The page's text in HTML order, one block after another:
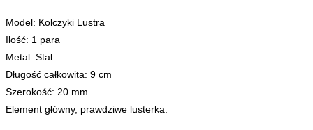
Model: Kolczyki Lustra
Ilość: 1 para
Metal: Stal
Długość całkowita: 9 cm
Szerokość: 20 mm
Element główny, prawdziwe lusterka.